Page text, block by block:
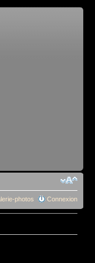
photos Connexion